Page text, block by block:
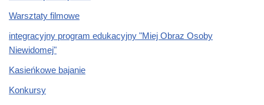
Warsztaty filmowe
integracyjny program edukacyjny "Miej Obraz Osoby
Niewidomej"
Kasieńkowe bajanie
Konkursy